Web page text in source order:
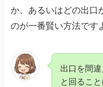
か、あるいはどの出口
のが一番賢い方法です
出口を間
と回るこ